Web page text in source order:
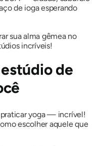
de ioga esperando
sua alma gêmea no
incríveis!
de
yoga — incrível!
escolher aquele que